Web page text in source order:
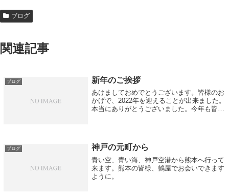
ブログ
関連記事
ブログ 新年のご挨拶
あけましておめでとうございます。皆様のお
かげで、2022年を迎えることが出来ました。
本当にありがとうございました。今年も皆様
ブログ 神戸の元町から
青い空、青い海、神戸空港から熊本へ行って
来ます。熊本の皆様、鶴屋でお会いできます
ように。